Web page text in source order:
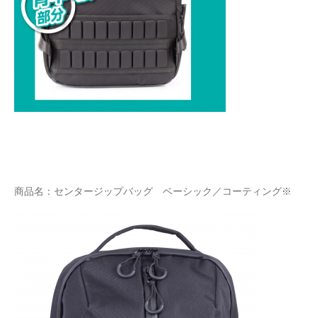
商品名：センタージップバッグ ベーシック／コーティング※